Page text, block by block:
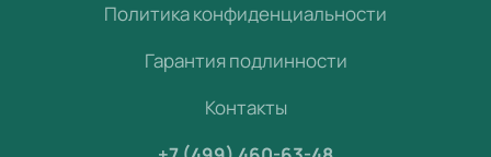
Политика конфиденциальности
Гарантия подлинности
Контакты